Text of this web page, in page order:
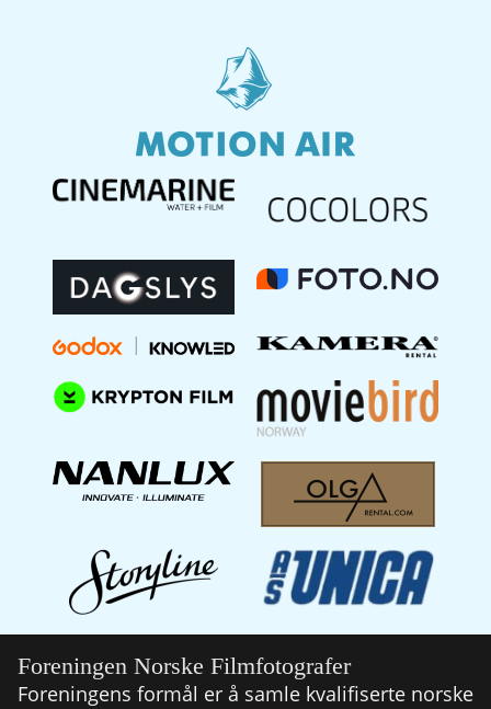
Foreningen Norske Filmfotografer
Foreningens formål er å samle kvalifiserte norske